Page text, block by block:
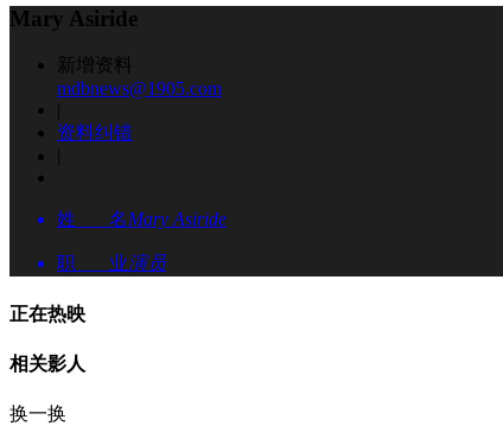
Mary Asiride
新增资料
mdbnews@1905.com
|
资料纠错
|
姓 名Mary Asiride
职 业演员
正在热映
相关影人
换一换